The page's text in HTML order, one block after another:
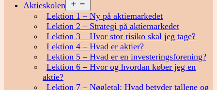
Aktieskolen
menu
Lektion 1 – Ny på aktiemarkedet
Lektion 2 – Strategi på aktiemarkedet
Lektion 3 – Hvor stor risiko skal jeg tage?
Lektion 4 – Hvad er aktier?
Lektion 5 – Hvad er en investeringsforening?
Lektion 6 – Hvor og hvordan køber jeg en
aktie?
Lektion 7 – Nøgletal: Hvad betyder tallene og